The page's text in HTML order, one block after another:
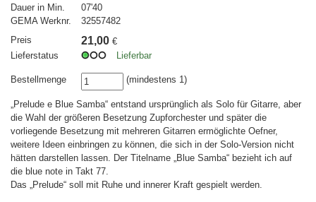
Dauer in Min.
07'40
GEMA Werknr.
32557482
Preis
21,00 €
Lieferstatus
Lieferbar
Bestellmenge (mindestens 1)
„Prelude e Blue Samba“ entstand ursprünglich als Solo für Gitarre, aber
die Wahl der größeren Besetzung Zupforchester und später die
vorliegende Besetzung mit mehreren Gitarren ermöglichte Oefner,
weitere Ideen einbringen zu können, die sich in der Solo-Version nicht
hätten darstellen lassen. Der Titelname „Blue Samba“ bezieht ich auf
die blue note in Takt 77.
Das „Prelude“ soll mit Ruhe und innerer Kraft gespielt werden.